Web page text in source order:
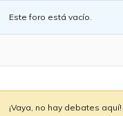
Este foro está vacío.
¡Vaya, no hay debates aquí!